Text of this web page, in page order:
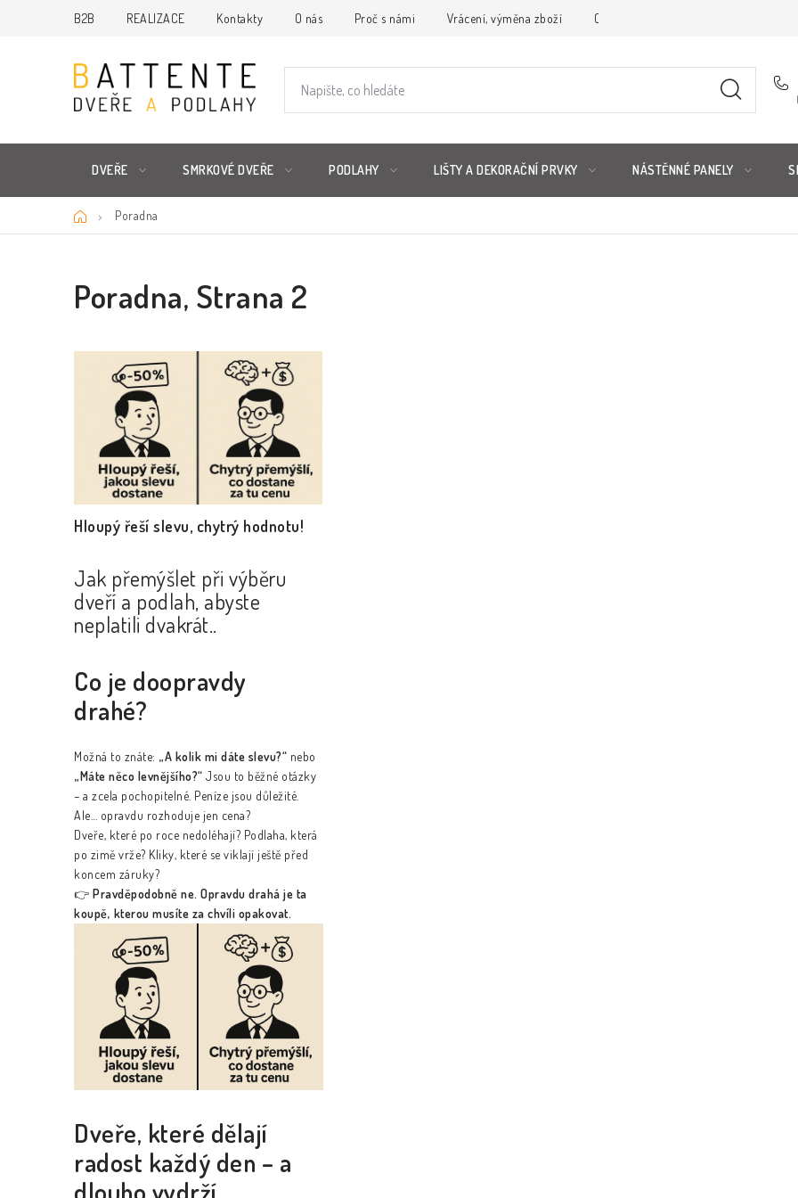
B2B REALIZACE Kontakty O nás Proč s námi Vrácení, výměna zboží Obchodní podmínky
DVEŘE SMRKOVÉ DVEŘE PODLAHY LIŠTY A DEKORAČNÍ PRVKY NÁSTĚNNÉ PANELY
DomůPoradna
Poradna, Strana 2
V
č
á
n
ů
Hloupý řeší slevu, chytrý hodnotu!
Jak přemýšlet při výběru
dveří a podlah, abyste
neplatili dvakrát..
Co je doopravdy
drahé?
Možná to znáte: „A kolik mi dáte slevu?“ nebo
„Máte něco levnějšího?“ Jsou to běžné otázky
– a zcela pochopitelné. Peníze jsou důležité.
Ale… opravdu rozhoduje jen cena?
Dveře, které po roce nedoléhají? Podlaha, která
po zimě vrže? Kliky, které se viklají ještě před
koncem záruky?
👉 Pravděpodobně ne. Opravdu drahá je ta
koupě, kterou musíte za chvíli opakovat.
Dveře, které dělají
radost každý den – a
dlouho vydrží.